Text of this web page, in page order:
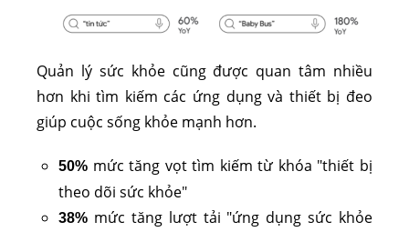
Quản lý sức khỏe cũng được quan tâm nhiều
hơn khi tìm kiếm các ứng dụng và thiết bị đeo
giúp cuộc sống khỏe mạnh hơn.
50% mức tăng vọt tìm kiếm từ khóa "thiết bị
theo dõi sức khỏe"
38% mức tăng lượt tải "ứng dụng sức khỏe